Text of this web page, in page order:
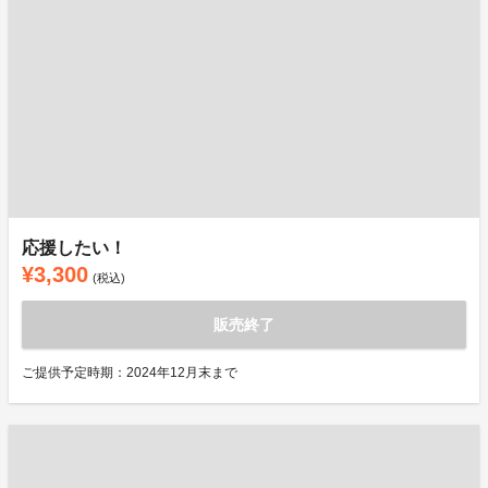
応援したい！
¥3,300 (税込)
販売終了
ご提供予定時期：2024年12月末まで